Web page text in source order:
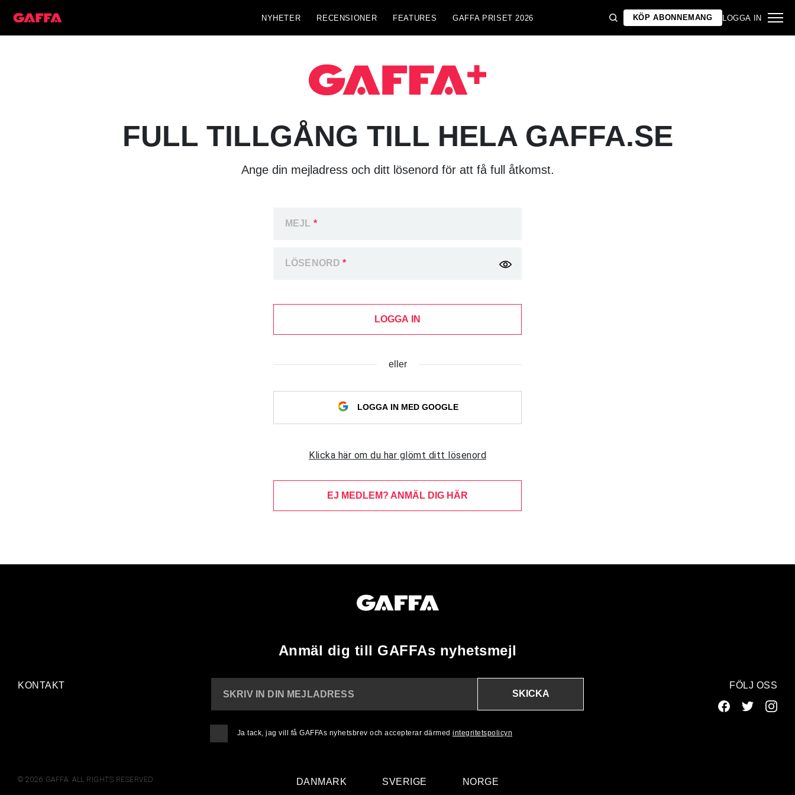
NYHETER RECENSIONER FEATURES GAFFA PRISET 2026 KÖP ABONNEMANG LOGGA IN
FULL TILLGÅNG TILL HELA GAFFA.SE
Ange din mejladress och ditt lösenord för att få full åtkomst.
MEJL *
LÖSENORD*
LOGGA IN
eller
LOGGA IN MED GOOGLE
Klicka här om du har glömt ditt lösenord
EJ MEDLEM? ANMÄL DIG HÄR
Anmäl dig till GAFFAs nyhetsmejl
KONTAKT
SKRIV IN DIN MEJLADRESS
SKICKA
Ja tack, jag vill få GAFFAs nyhetsbrev och accepterar därmed integritetspolicyn
FÖLJ OSS
© 2026 GAFFA. ALL RIGHTS RESERVED DANMARK SVERIGE NORGE